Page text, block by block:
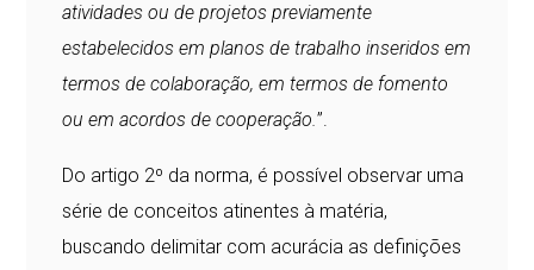
atividades ou de projetos previamente
estabelecidos em planos de trabalho inseridos em
termos de colaboração, em termos de fomento
ou em acordos de cooperação.”.
Do artigo 2º da norma, é possível observar uma
série de conceitos atinentes à matéria,
buscando delimitar com acurácia as definições